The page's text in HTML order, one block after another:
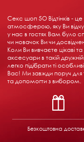
Секс шоп 5О Відтінків -
атмосферою, яку Ви
у нас в гостях Вам було
чи новачок Ви чи
Коли Ви вивчаєте цікаві
аксесуари в такій
легко підібрати ті
Вас! Ми завжди поруч для
та допомогти з вибором.
Безкоштовна